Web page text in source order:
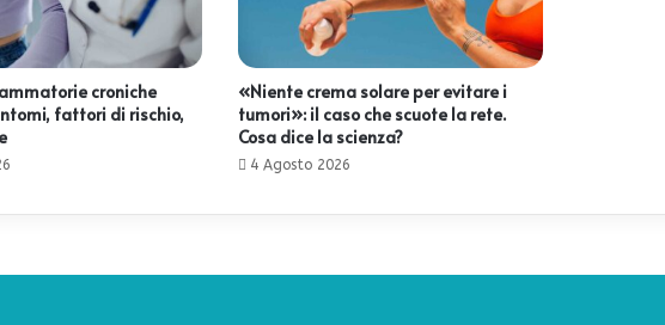
croniche
fattori di rischio,
«Niente crema solare per evitare i
tumori»: il caso che scuote la rete.
Cosa dice la scienza?
4 Agosto 2026